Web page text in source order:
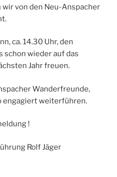
von den Neu-Anspacher
ca. 14.30 Uhr, den
schon wieder auf das
Jahr freuen.
Wanderfreunde,
engagiert weiterführen.
!
Rolf Jäger